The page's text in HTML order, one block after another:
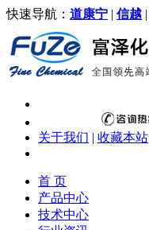
快速导航： 道康宁 | 信越 |
关于我们 | 收藏本站
首 页
产品中心
技术中心